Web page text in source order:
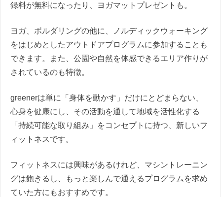
録料が無料になったり、ヨガマットプレゼントも。
ヨガ、ボルダリングの他に、ノルディックウォーキング
をはじめとしたアウトドアプログラムに参加することも
できます。また、公園や自然を体感できるエリア作りが
されているのも特徴。
greenerは単に「身体を動かす」だけにとどまらない、
心身を健康にし、その活動を通して地域を活性化する
「持続可能な取り組み」をコンセプトに持つ、新しいフ
ィットネスです。
フィットネスには興味があるけれど、マシントレーニン
グは飽きるし、もっと楽しんで通えるプログラムを求め
ていた方にもおすすめです。